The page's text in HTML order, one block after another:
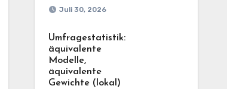
Juli 30, 2026
Umfragestatistik:
äquivalente
Modelle,
äquivalente
Gewichte (lokal)